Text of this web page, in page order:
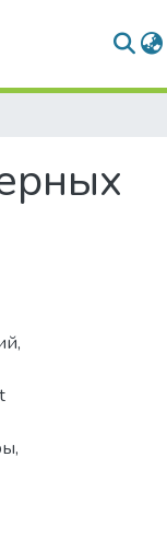
,
,